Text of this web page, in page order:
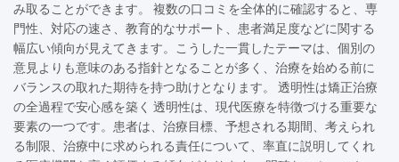
み取ることができます。 複数の口コミを全体的に確認すると、専
門性、対応の速さ、教育的なサポート、患者満足度などに関する
幅広い傾向が見えてきます。こうした一貫したテーマは、個別の
意見よりも意味のある指針となることが多く、治療を始める前に
バランスの取れた期待を持つ助けとなります。 透明性は矯正治療
の全過程で安心感を築く 透明性は、現代医療を特徴づける重要な
要素の一つです。患者は、治療目標、予想される期間、考えられ
る制限、治療中に求められる責任について、率直に説明してくれ